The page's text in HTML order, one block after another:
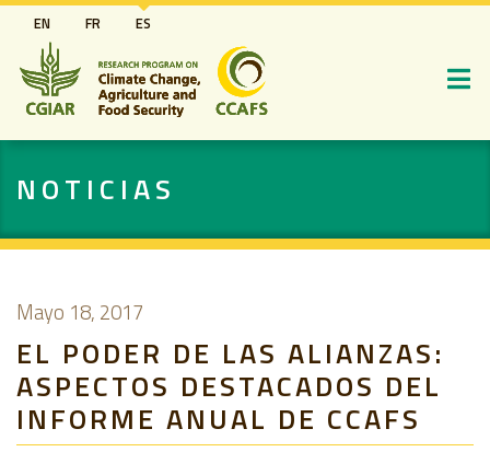
Pasar
al
contenido
principal
EN FR ES
NOTICIAS
Mayo 18, 2017
EL PODER DE LAS ALIANZAS:
ASPECTOS DESTACADOS DEL
INFORME ANUAL DE CCAFS